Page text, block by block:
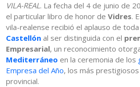
VILA-REAL. La fecha del 4 de junio de
el particular libro de honor de Vidres.
vila-realense recibió el aplauso de toda
Castellón al ser distinguida con el
Empresarial, un reconocimiento
Mediterráneo en la ceremonia de los
Empresa del Año, los más
provincial.